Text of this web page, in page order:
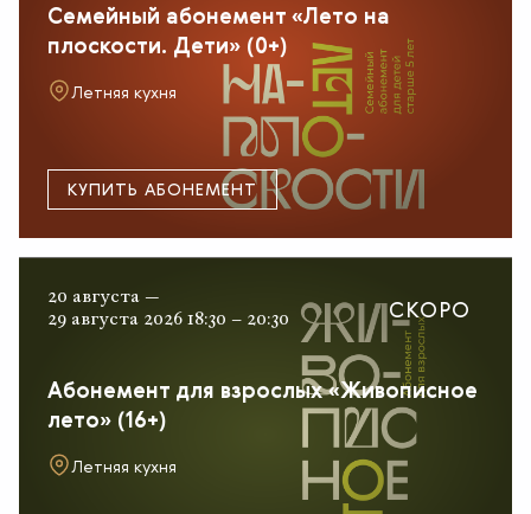
Семейный абонемент «Лето на
плоскости. Дети» (0+)
Летняя кухня
КУПИТЬ АБОНЕМЕНТ
20 августа —
29 августа 2026 18:30 – 20:30
Абонемент для взрослых «Живописное
лето» (16+)
Летняя кухня
СКОРО